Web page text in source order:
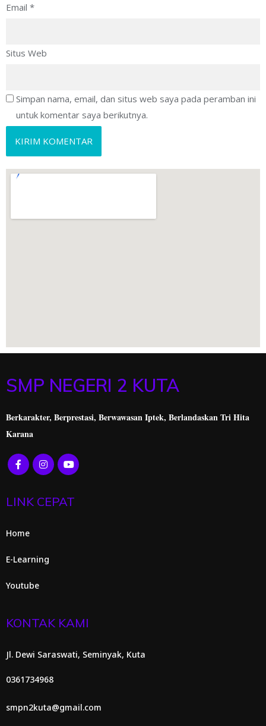
Email *
Situs Web
Simpan nama, email, dan situs web saya pada peramban ini
untuk komentar saya berikutnya.
SMP NEGERI 2 KUTA
Berkarakter, Berprestasi, Berwawasan Iptek, Berlandaskan Tri Hita
Karana
LINK CEPAT
Home
E-Learning
Youtube
KONTAK KAMI
Jl. Dewi Saraswati, Seminyak, Kuta
0361734968
smpn2kuta@gmail.com